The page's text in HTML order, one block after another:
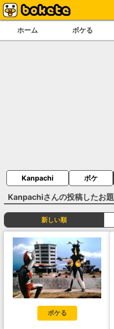
ホーム ボケる
Kanpachi ボケ
Kanpachiさんの投稿したお題
新しい順
ボケる